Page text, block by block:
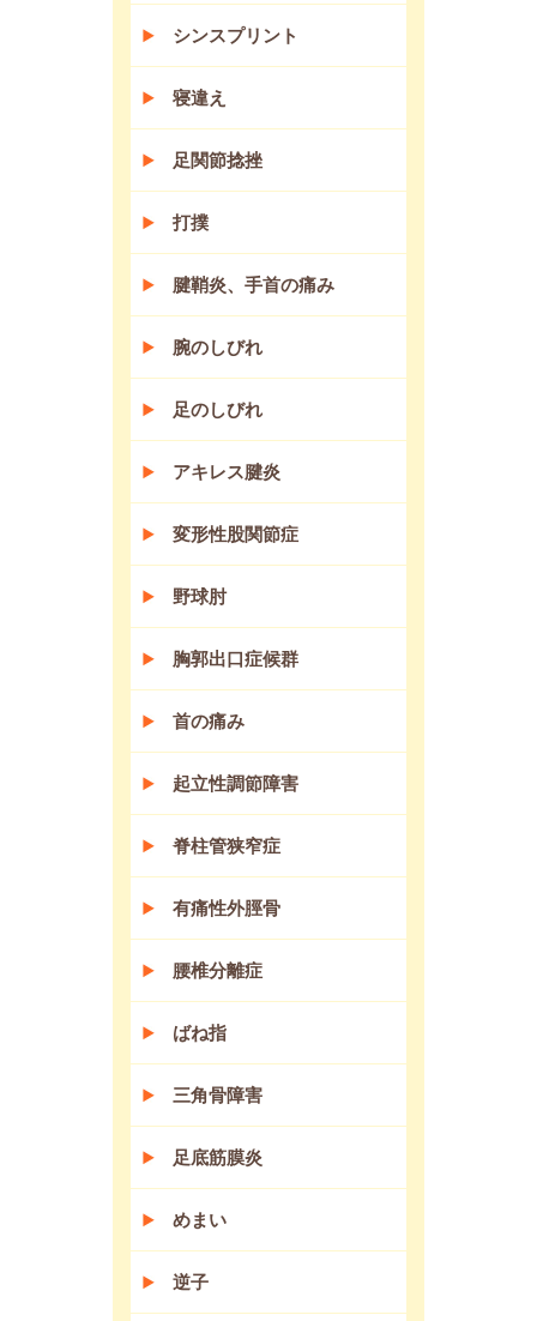
シンスプリント
寝違え
足関節捻挫
打撲
腱鞘炎、手首の痛み
腕のしびれ
足のしびれ
アキレス腱炎
変形性股関節症
野球肘
胸郭出口症候群
首の痛み
起立性調節障害
脊柱管狭窄症
有痛性外脛骨
腰椎分離症
ばね指
三角骨障害
足底筋膜炎
めまい
逆子